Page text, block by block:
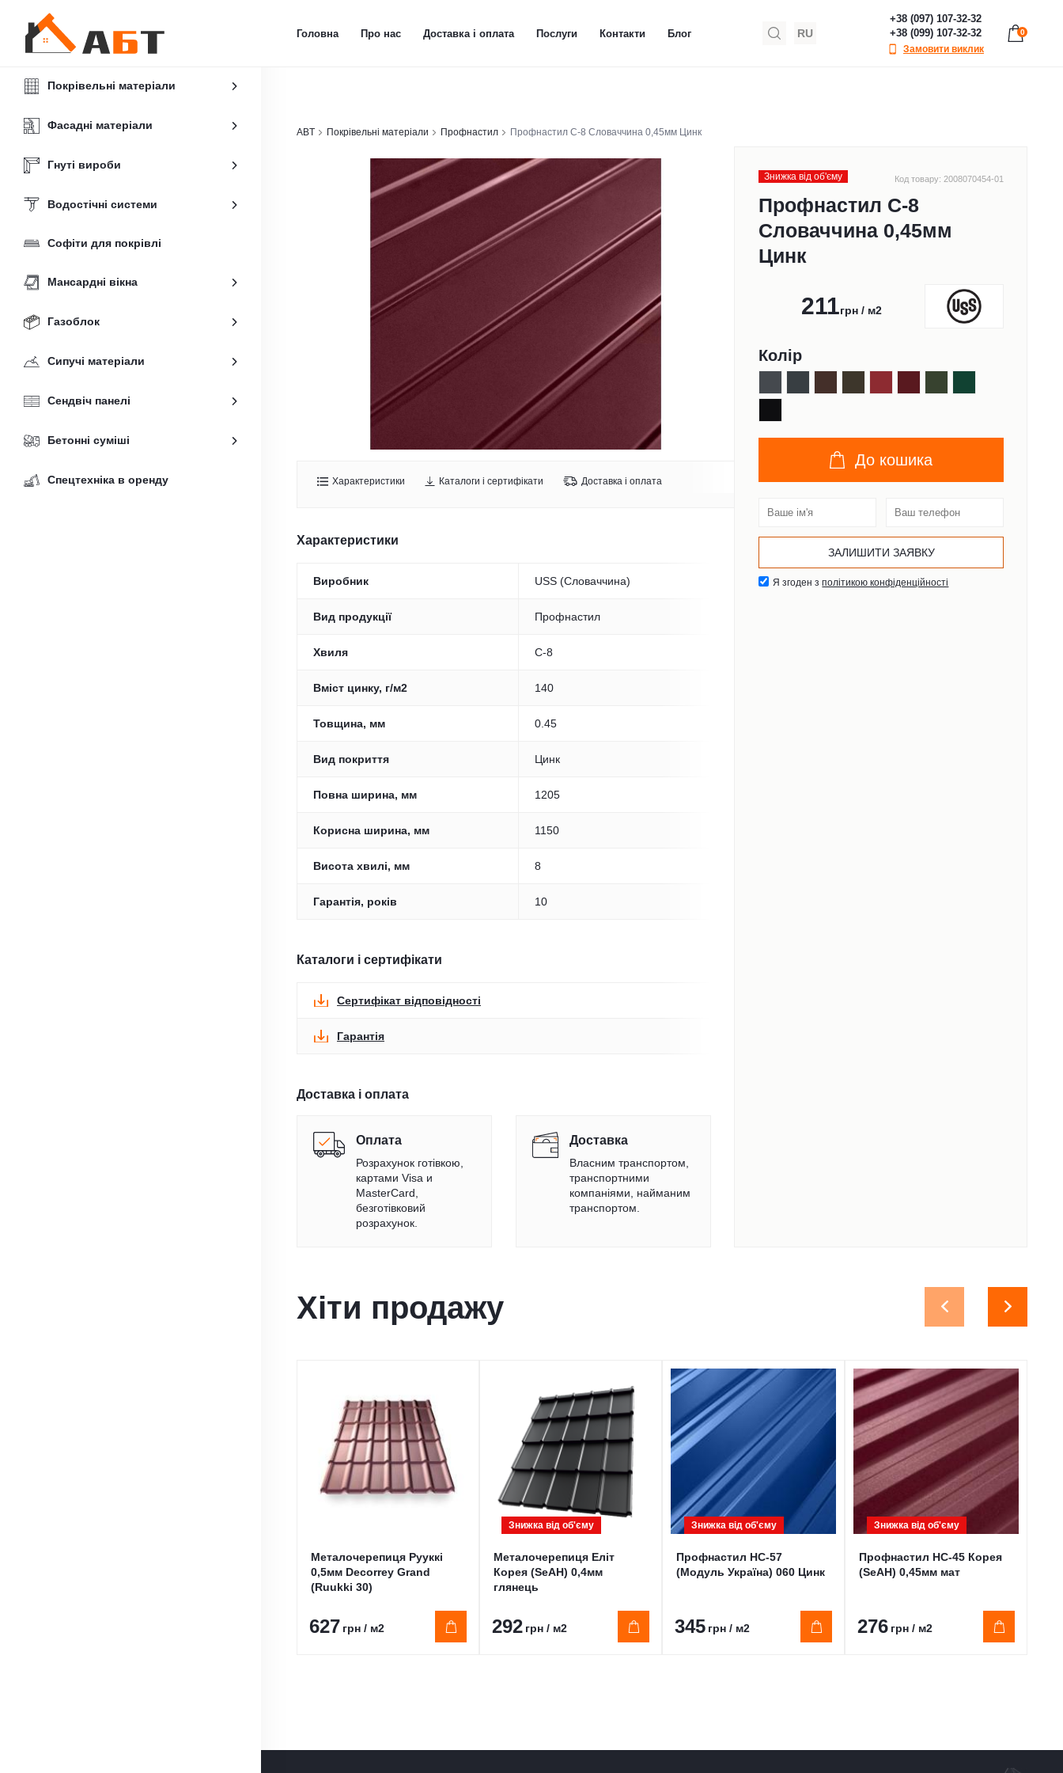
Головна Про нас Доставка і оплата Послуги Контакти Блог RU
+38 (097) 107-32-32
+38 (099) 107-32-32
Замовити виклик
0
Покрівельні матеріали
Фасадні матеріали
Гнуті вироби
Водостічні системи
Софіти для покрівлі
Мансардні вікна
Газоблок
Сипучі матеріали
Сендвіч панелі
Бетонні суміші
Спецтехніка в оренду
ABT Покрівельні матеріали Профнастил Профнастил С-8 Словаччина 0,45мм Цинк
Знижка від обʹєму Код товару: 2008070454-01
Профнастил С-8
Словаччина 0,45мм
Цинк
211грн / м2
Колір
До кошика
Я згоден зполітикою конфіденційності
Характеристики Каталоги і сертифікати Доставка і оплата
Характеристики
Виробник USS (Словаччина)
Вид продукції Профнастил
Хвиля С-8
Вміст цинку, г/м2 140
Товщина, мм 0.45
Вид покриття Цинк
Повна ширина, мм 1205
Корисна ширина, мм 1150
Висота хвилі, мм 8
Гарантія, років 10
Каталоги і сертифікати
Сертифікат відповідності
Гарантія
Доставка і оплата
Оплата
Розрахунок готівкою,
картами Visa и
MasterCard,
безготівковий
розрахунок.
Доставка
Власним транспортом,
транспортними
компаніями, найманим
транспортом.
Хіти продажу
Металочерепиця Рууккі
0,5мм Decorrey Grand
(Ruukki 30)
627 грн / м2
Знижка від обʹєму
Металочерепиця Еліт
Корея (SeAH) 0,4мм
глянець
292 грн / м2
Знижка від обʹєму
Профнастил НС-57
(Модуль Україна) 060 Цинк
345 грн / м2
Знижка від обʹєму
Профнастил НС-45 Корея
(SeAH) 0,45мм мат
276 грн / м2